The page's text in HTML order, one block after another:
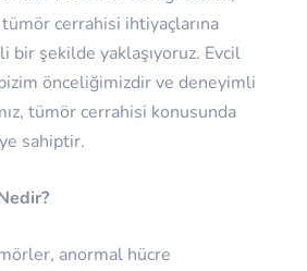
tümör cerrahisi ihtiyaçlarına
bir şekilde yaklaşıyoruz. Evcil
bizim önceliğimizdir ve deneyimli
tümör cerrahisi konusunda
sahiptir.
anormal hücre